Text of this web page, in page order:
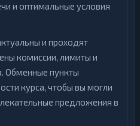
и оптимальные условия
и проходят
комиссии, лимиты и
Обменные пункты
курса, чтобы вы могли
предложения в